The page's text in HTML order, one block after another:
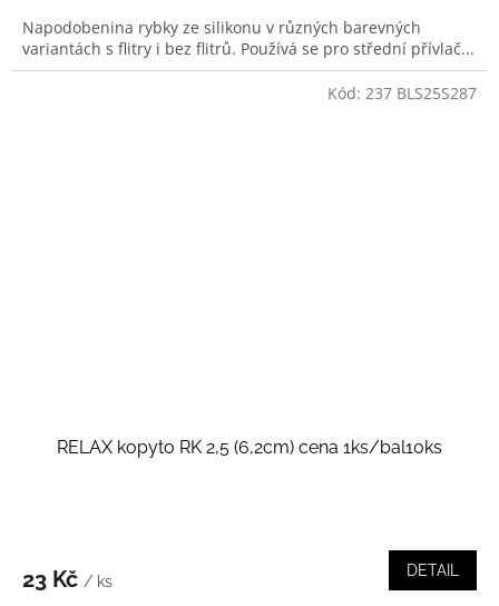
Napodobenina rybky ze silikonu v různých barevných
variantách s flitry i bez flitrů. Používá se pro střední přívlač...
RELAX kopyto RK 2,5 (6,2cm) cena 1ks/bal10ks
23 Kč / ks
DETAIL
Kód: 237 BLS25S287